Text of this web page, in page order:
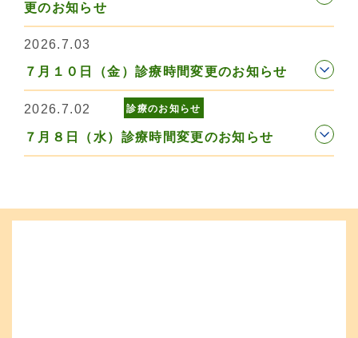
更のお知らせ
2026.7.03
７月１０日（金）診療時間変更のお知らせ
2026.7.02 診療のお知らせ
７月８日（水）診療時間変更のお知らせ